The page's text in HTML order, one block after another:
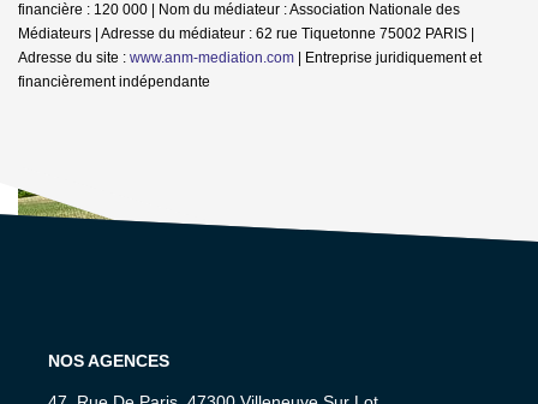
financière : 120 000 | Nom du médiateur : Association Nationale des
Médiateurs | Adresse du médiateur : 62 rue Tiquetonne 75002 PARIS |
Adresse du site : www.anm-mediation.com
Entreprise juridiquement et
financièrement indépendante
NOS AGENCES